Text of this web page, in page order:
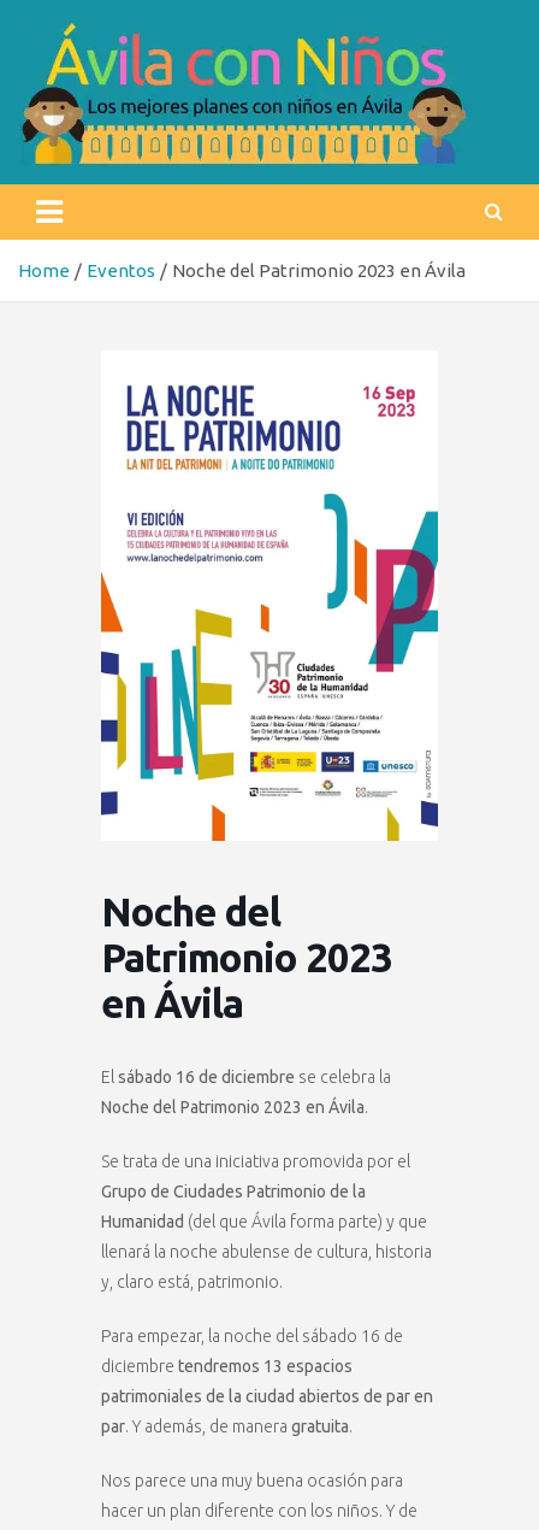
content
Ávila con niños
Home Eventos Noche del Patrimonio 2023 en Ávila
Noche del
Patrimonio 2023
en Ávila
Elsábado 16 de diciembre se celebra la
Noche del Patrimonio 2023 en Ávila.
Se trata de una iniciativa promovida por el
Grupo de Ciudades Patrimonio de la
Humanidad (del que Ávila forma parte) y que
llenará la noche abulense de cultura, historia
y, claro está, patrimonio.
Para empezar, la noche del sábado 16 de
diciembre tendremos 13 espacios
patrimoniales de la ciudad abiertos de par en
par. Y además, de manera gratuita.
Nos parece una muy buena ocasión para
hacer un plan diferente con los niños. Y de